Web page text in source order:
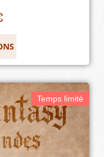
Temps limité